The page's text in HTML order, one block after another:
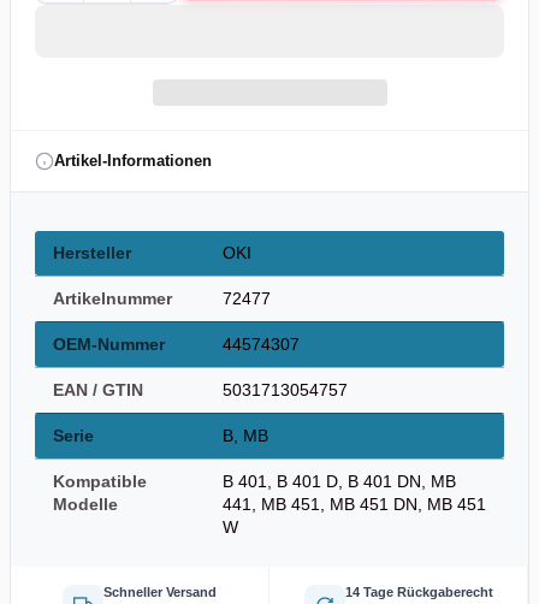
Artikel-Informationen
Hersteller OKI
Artikelnummer 72477
OEM-Nummer 44574307
EAN / GTIN 5031713054757
Serie B, MB
Kompatible
Modelle
B 401, B 401 D, B 401 DN, MB
441, MB 451, MB 451 DN, MB 451
W
Schneller Versand 14 Tage Rückgaberecht